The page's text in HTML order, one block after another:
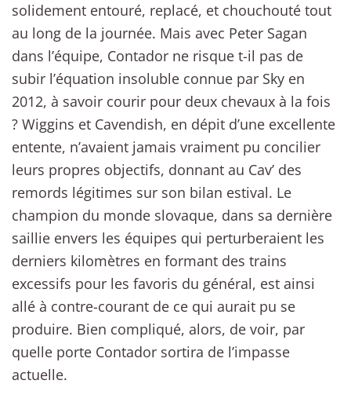
solidement entouré, replacé, et chouchouté tout
au long de la journée. Mais avec Peter Sagan
dans l’équipe, Contador ne risque t-il pas de
subir l’équation insoluble connue par Sky en
2012, à savoir courir pour deux chevaux à la fois
? Wiggins et Cavendish, en dépit d’une excellente
entente, n’avaient jamais vraiment pu concilier
leurs propres objectifs, donnant au Cav’ des
remords légitimes sur son bilan estival. Le
champion du monde slovaque, dans sa dernière
saillie envers les équipes qui perturberaient les
derniers kilomètres en formant des trains
excessifs pour les favoris du général, est ainsi
allé à contre-courant de ce qui aurait pu se
produire. Bien compliqué, alors, de voir, par
quelle porte Contador sortira de l’impasse
actuelle.